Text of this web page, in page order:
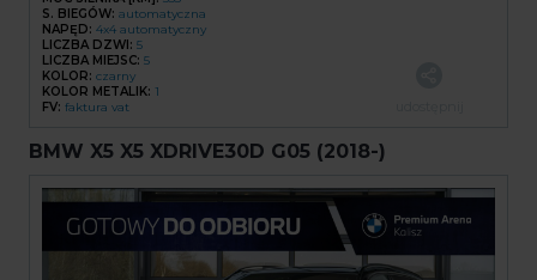
S. BIEGÓW: automatyczna
NAPĘD: 4x4 automatyczny
LICZBA DZWI: 5
LICZBA MIEJSC: 5
KOLOR: czarny
KOLOR METALIK: 1
FV: faktura vat
BMW X5 X5 XDRIVE30D G05 (2018-)